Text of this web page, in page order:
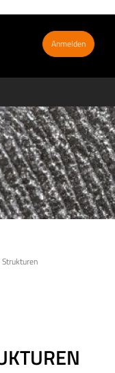
Anmelden
Strukturen